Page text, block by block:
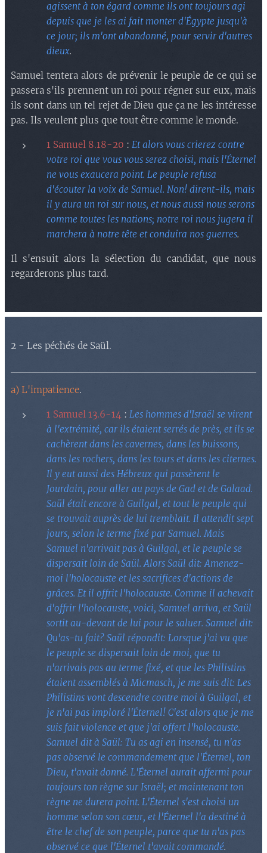
agissent à ton égard comme ils ont toujours agi
depuis que je les ai fait monter d'Égypte jusqu'à
ce jour; ils m'ont abandonné, pour servir d'autres
dieux.
Samuel tentera alors de prévenir le peuple de ce qui se
passera s'ils prennent un roi pour régner sur eux, mais
ils sont dans un tel rejet de Dieu que ça ne les intéresse
pas. Ils veulent plus que tout être comme le monde.
1 Samuel 8.18-20 : Et alors vous crierez contre
votre roi que vous vous serez choisi, mais l'Éternel
ne vous exaucera point. Le peuple refusa
d'écouter la voix de Samuel. Non! dirent-ils, mais
il y aura un roi sur nous, et nous aussi nous serons
comme toutes les nations; notre roi nous jugera il
marchera à notre tête et conduira nos guerres.
Il s'ensuit alors la sélection du candidat, que nous
regarderons plus tard.
2 - Les péchés de Saül.
a) L'impatience.
1 Samuel 13.6-14 : Les hommes d'Israël se virent
à l'extrémité, car ils étaient serrés de près, et ils se
cachèrent dans les cavernes, dans les buissons,
dans les rochers, dans les tours et dans les citernes.
Il y eut aussi des Hébreux qui passèrent le
Jourdain, pour aller au pays de Gad et de Galaad.
Saül était encore à Guilgal, et tout le peuple qui
se trouvait auprès de lui tremblait. Il attendit sept
jours, selon le terme fixé par Samuel. Mais
Samuel n'arrivait pas à Guilgal, et le peuple se
dispersait loin de Saül. Alors Saül dit: Amenez-
moi l'holocauste et les sacrifices d'actions de
grâces. Et il offrit l'holocauste. Comme il achevait
d'offrir l'holocauste, voici, Samuel arriva, et Saül
sortit au-devant de lui pour le saluer. Samuel dit:
Qu'as-tu fait? Saül répondit: Lorsque j'ai vu que
le peuple se dispersait loin de moi, que tu
n'arrivais pas au terme fixé, et que les Philistins
étaient assemblés à Micmasch, je me suis dit: Les
Philistins vont descendre contre moi à Guilgal, et
je n'ai pas imploré l'Éternel! C'est alors que je me
suis fait violence et que j'ai offert l'holocauste.
Samuel dit à Saül: Tu as agi en insensé, tu n'as
pas observé le commandement que l'Éternel, ton
Dieu, t'avait donné. L'Éternel aurait affermi pour
toujours ton règne sur Israël; et maintenant ton
règne ne durera point. L'Éternel s'est choisi un
homme selon son cœur, et l'Éternel l'a destiné à
être le chef de son peuple, parce que tu n'as pas
observé ce que l'Éternel t'avait commandé.